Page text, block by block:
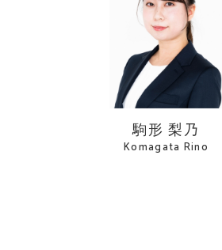
駒形 梨乃
Komagata Rino